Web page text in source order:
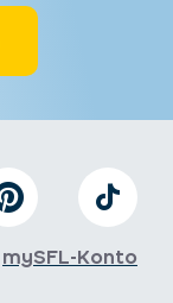
mySFL-Konto